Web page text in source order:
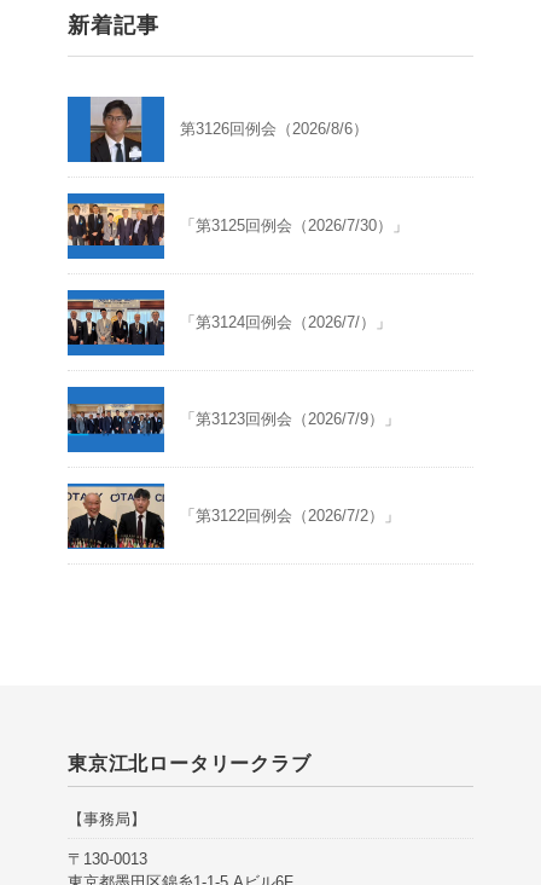
新着記事
第3126回例会（2026/8/6）
「第3125回例会（2026/7/30）」
「第3124回例会（2026/7/）」
「第3123回例会（2026/7/9）」
「第3122回例会（2026/7/2）」
東京江北ロータリークラブ
【事務局】
〒130-0013